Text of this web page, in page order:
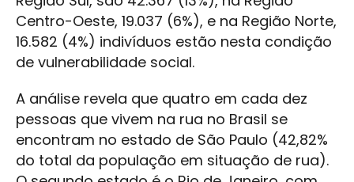
Centro-Oeste, 19.037 (6%), e na Região Norte,
16.582 (4%) indivíduos estão nesta condição
de vulnerabilidade social.
A análise revela que quatro em cada dez
pessoas que vivem na rua no Brasil se
encontram no estado de São Paulo (42,82%
do total da população em situação de rua).